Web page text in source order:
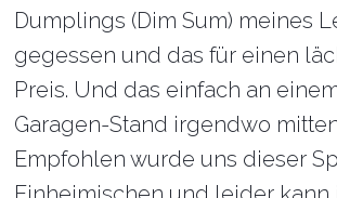
Dumplings (Dim Sum) meines
gegessen und das für einen
Preis. Und das einfach an
Garagen-Stand irgendwo
Empfohlen wurde uns dieser